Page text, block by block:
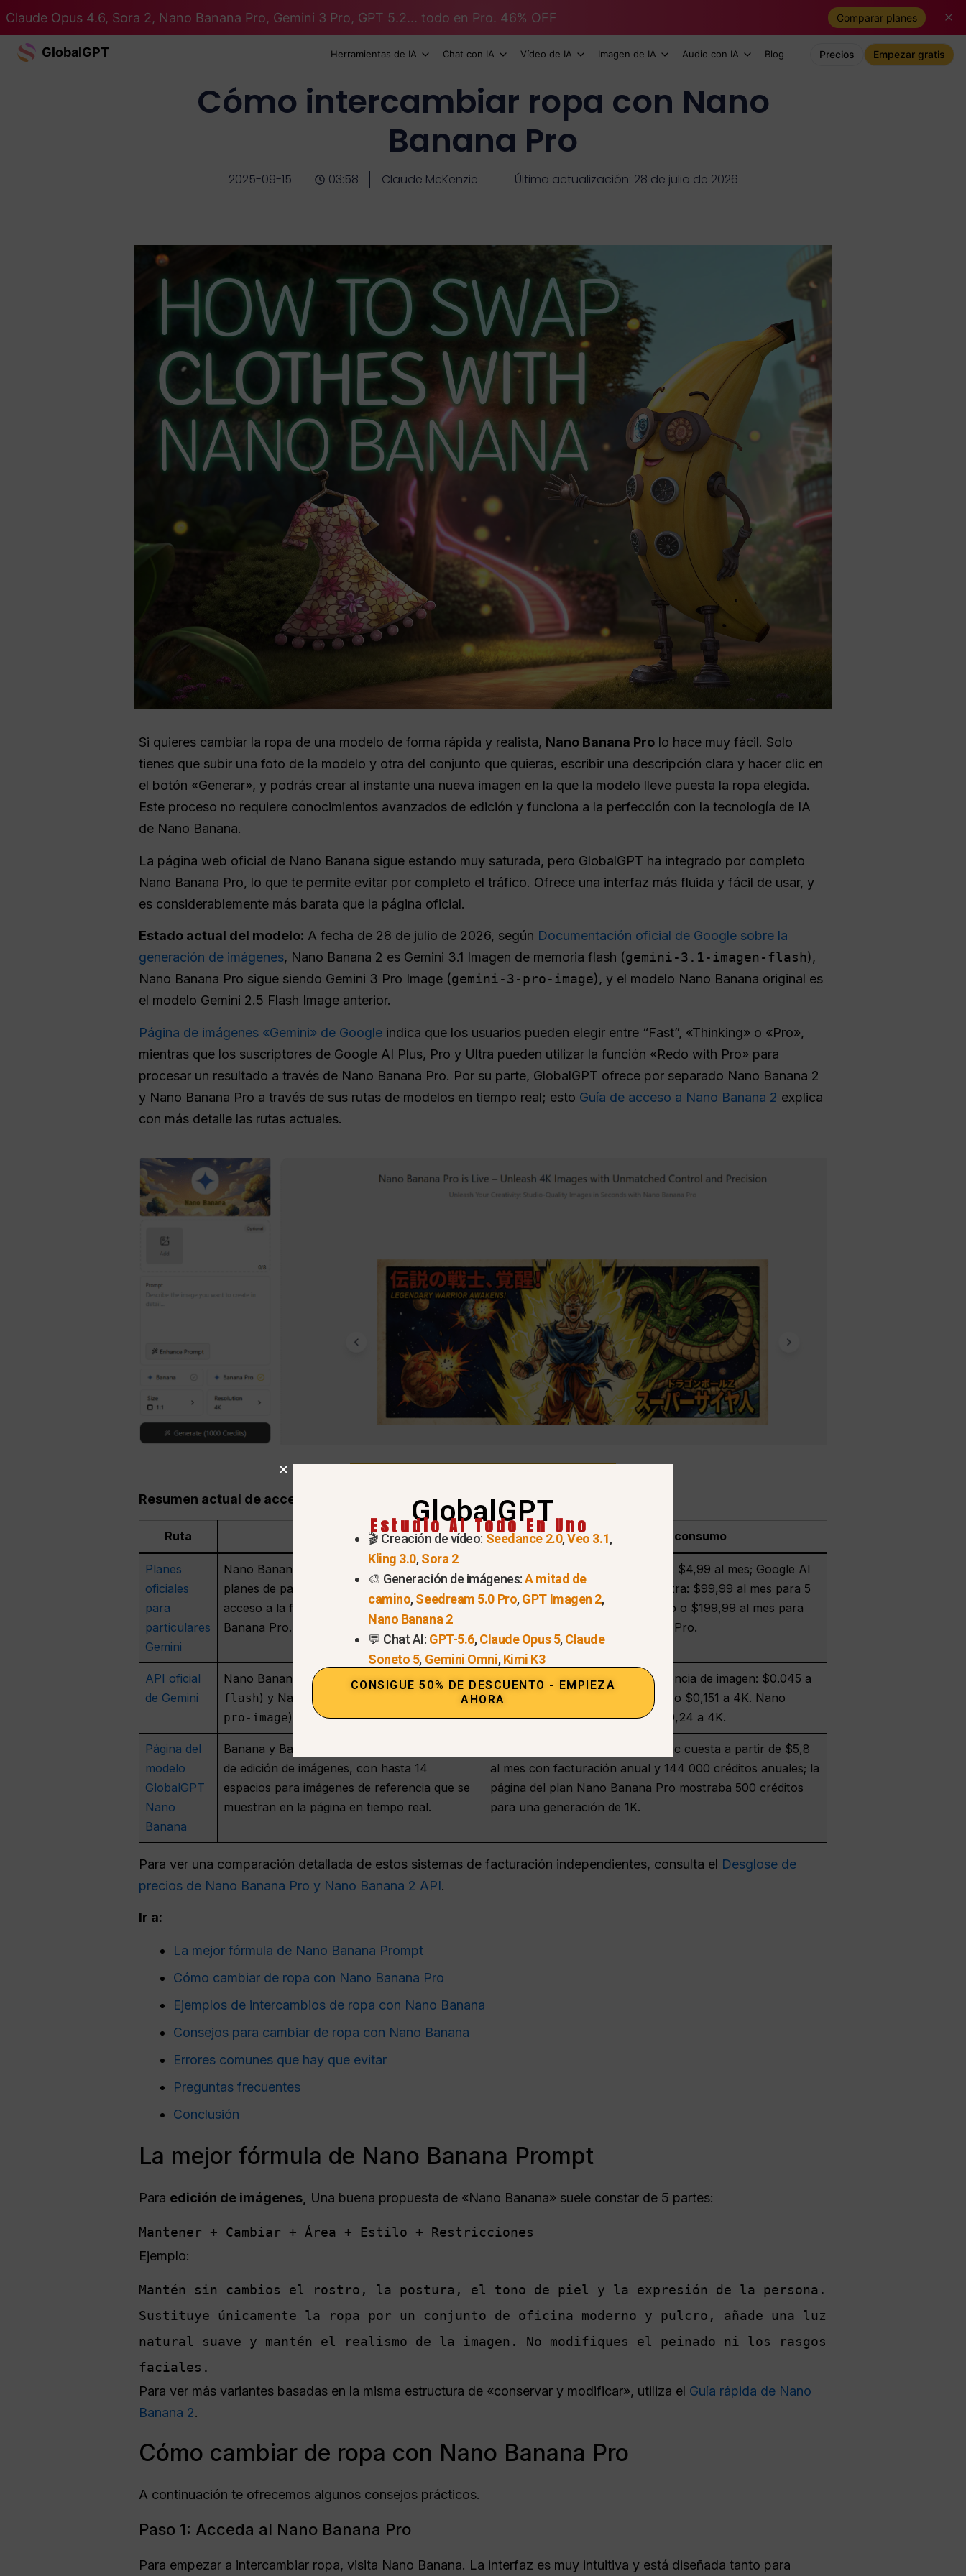
Claude Opus 4.6, Sora 2, Nano Banana Pro, Gemini 3 Pro, GPT 5.2... todo en Pro. 46% OFF Comparar planes
GlobalGPT Herramientas de IA Chat con IA Vídeo de IA Imagen de IA Audio con IA Blog Precios Empezar gratis
Cómo intercambiar ropa con Nano
Banana Pro
2025-09-15 03:58 Claude McKenzie Última actualización: 28 de julio de 2026
Si quieres cambiar la ropa de una modelo de forma rápida y realista, Nano Banana Pro lo hace muy fácil. Solo
tienes que subir una foto de la modelo y otra del conjunto que quieras, escribir una descripción clara y hacer clic en
el botón «Generar», y podrás crear al instante una nueva imagen en la que la modelo lleve puesta la ropa elegida.
Este proceso no requiere conocimientos avanzados de edición y funciona a la perfección con la tecnología de IA
de Nano Banana.
La página web oficial de Nano Banana sigue estando muy saturada, pero GlobalGPT ha integrado por completo
Nano Banana Pro, lo que te permite evitar por completo el tráfico. Ofrece una interfaz más fluida y fácil de usar, y
es considerablemente más barata que la página oficial.
Estado actual del modelo: A fecha de 28 de julio de 2026, según Documentación oficial de Google sobre la
generación de imágenes, Nano Banana 2 es Gemini 3.1 Imagen de memoria flash (gemini-3.1-imagen-flash),
Nano Banana Pro sigue siendo Gemini 3 Pro Image (gemini-3-pro-image), y el modelo Nano Banana original es
el modelo Gemini 2.5 Flash Image anterior.
Página de imágenes «Gemini» de Google indica que los usuarios pueden elegir entre “Fast”, «Thinking» o «Pro»,
mientras que los suscriptores de Google AI Plus, Pro y Ultra pueden utilizar la función «Redo with Pro» para
procesar un resultado a través de Nano Banana Pro. Por su parte, GlobalGPT ofrece por separado Nano Banana 2
y Nano Banana Pro a través de sus rutas de modelos en tiempo real; esto Guía de acceso a Nano Banana 2 explica
con más detalle las rutas actuales.
Resumen actual de acceso y precios (consultado el 28 de julio de 2026):
Ruta Acceso actual Precio actual o consumo
Planes
oficiales
para
particulares
Gemini
Nano Banana 2: generación de imágenes; los
planes de pago ofrecen límites más altos y
acceso a la función «Rehacer» de Nano
Banana Pro.
Gratis: $0 al mes; Google AI Plus: $4,99 al mes; Google AI
Pro: $19,99 al mes; Google AI Ultra: $99,99 al mes para 5
veces los límites de la versión Pro o $199,99 al mes para
20 veces los límites de la versión Pro.
API oficial
de Gemini
Nano Banana 2 ( gemini-3.1-imagen-
flash) y Nano Banana Pro (
pro-image).
Nano Banana 2 valores de referencia de imagen: $0.045 a
0,5 K, $0.067 a 1 K, $0,101 a 2K, o $0,151 a 4K. Nano
Banana Pro: $0,134 a 1K/2K o $0,24 a 4K.
Página del
modelo
GlobalGPT
Nano
Banana
Banana y Banana Pro en una única interfaz
de edición de imágenes, con hasta 14
espacios para imágenes de referencia que se
muestran en la página en tiempo real.
indica que el plan Basic cuesta a partir de $5,8
al mes con facturación anual y 144 000 créditos anuales; la
página del plan Nano Banana Pro mostraba 500 créditos
para una generación de 1K.
Para ver una comparación detallada de estos sistemas de facturación independientes, consulta el Desglose de
precios de Nano Banana Pro y Nano Banana 2 API.
Ir a:
La mejor fórmula de Nano Banana Prompt
Cómo cambiar de ropa con Nano Banana Pro
Ejemplos de intercambios de ropa con Nano Banana
Consejos para cambiar de ropa con Nano Banana
Errores comunes que hay que evitar
Preguntas frecuentes
Conclusión
La mejor fórmula de Nano Banana Prompt
Para edición de imágenes, Una buena propuesta de «Nano Banana» suele constar de 5 partes:
Mantener + Cambiar + Área + Estilo + Restricciones
Ejemplo:
Mantén sin cambios el rostro, la postura, el tono de piel y la expresión de la persona.
Sustituye únicamente la ropa por un conjunto de oficina moderno y pulcro, añade una luz
natural suave y mantén el realismo de la imagen. No modifiques el peinado ni los rasgos
faciales.
Para ver más variantes basadas en la misma estructura de «conservar y modificar», utiliza el Guía rápida de Nano
Banana 2.
Cómo cambiar de ropa con Nano Banana Pro
A continuación te ofrecemos algunos consejos prácticos.
Paso 1: Acceda al Nano Banana Pro
Para empezar a intercambiar ropa, visita Nano Banana. La interfaz es muy intuitiva y está diseñada tanto para
GlobalGPT
Estudio AI Todo En Uno
🎬 Creación de vídeo: Seedance 2.0,Veo 3.1,
Kling 3.0,Sora 2
🎨 Generación de imágenes:A mitad de
camino,Seedream 5.0 Pro,GPT Imagen 2,
Nano Banana 2
💬 Chat AI: GPT-5.6,Claude Opus 5,Claude
Soneto 5, Gemini Omni,Kimi K3
CONSIGUE 50% DE DESCUENTO - EMPIEZA
AHORA